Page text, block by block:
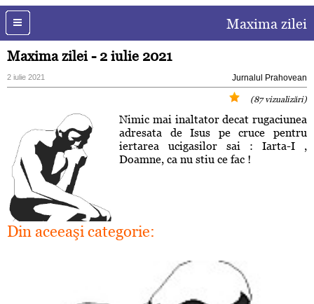
Maxima zilei
Maxima zilei - 2 iulie 2021
2 iulie 2021 Jurnalul Prahovean
(87 vizualizări)
Nimic mai inaltator decat rugaciunea
adresata de Isus pe cruce pentru
iertarea ucigasilor sai : Iarta-I ,
Doamne, ca nu stiu ce fac !
Din aceeaşi categorie: